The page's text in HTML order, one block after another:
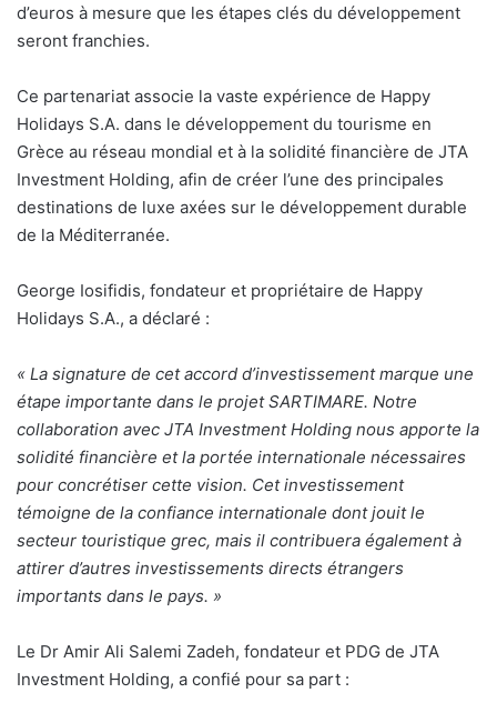
d’euros à mesure que les étapes clés du développement
seront franchies.
Ce partenariat associe la vaste expérience de Happy
Holidays S.A. dans le développement du tourisme en
Grèce au réseau mondial et à la solidité financière de JTA
Investment Holding, afin de créer l’une des principales
destinations de luxe axées sur le développement durable
de la Méditerranée.
George Iosifidis, fondateur et propriétaire de Happy
Holidays S.A., a déclaré :
« La signature de cet accord d’investissement marque une
étape importante dans le projet SARTIMARE. Notre
collaboration avec JTA Investment Holding nous apporte la
solidité financière et la portée internationale nécessaires
pour concrétiser cette vision. Cet investissement
témoigne de la confiance internationale dont jouit le
secteur touristique grec, mais il contribuera également à
attirer d’autres investissements directs étrangers
importants dans le pays. »
Le Dr Amir Ali Salemi Zadeh, fondateur et PDG de JTA
Investment Holding, a confié pour sa part :